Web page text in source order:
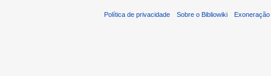
Política de privacidade Sobre o Bibliowiki